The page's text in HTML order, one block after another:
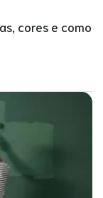
cores e como